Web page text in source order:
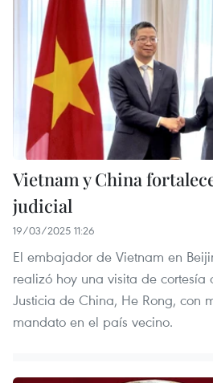
Vietnam y China
judicial
19/03/2025 11:26
El embajador de Vietnam en
realizó hoy una visita de
Justicia de China, He Rong, con
mandato en el país vecino.